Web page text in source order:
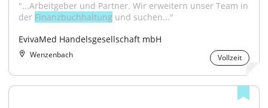
"...Arbeitgeber und Partner. Wir erweitern unser Team in
der Finanzbuchhaltung und suchen..."
EvivaMed Handelsgesellschaft mbH
Wenzenbach Vollzeit